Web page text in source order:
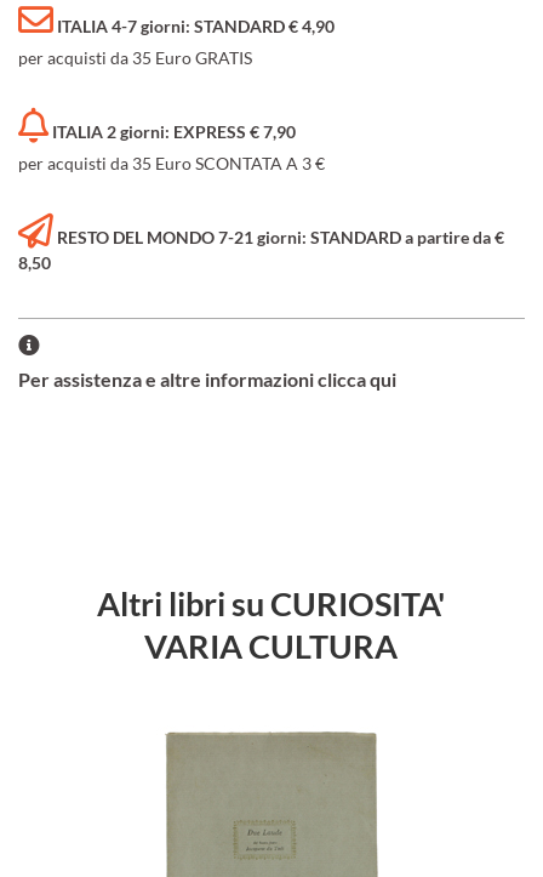
ITALIA 4-7 giorni: STANDARD € 4,90
per acquisti da 35 Euro GRATIS
ITALIA 2 giorni: EXPRESS € 7,90
per acquisti da 35 Euro SCONTATA A 3 €
RESTO DEL MONDO 7-21 giorni: STANDARD a partire da €
8,50
Per assistenza e altre informazioni clicca qui
Altri libri su CURIOSITA'
VARIA CULTURA